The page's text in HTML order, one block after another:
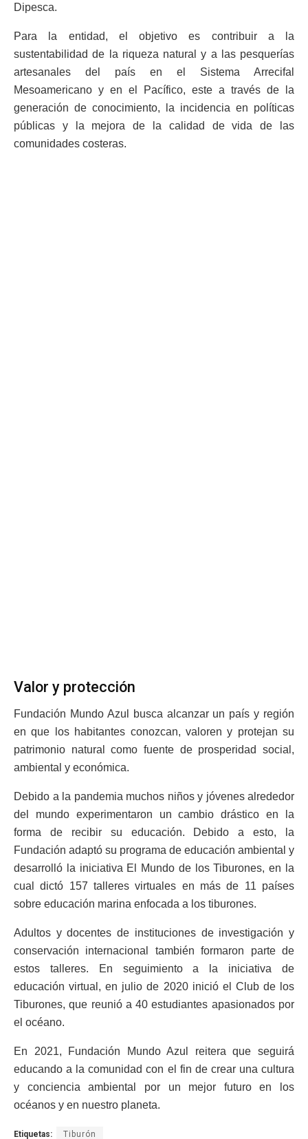
Dipesca.
Para la entidad, el objetivo es contribuir a la
sustentabilidad de la riqueza natural y a las pesquerías
artesanales del país en el Sistema Arrecifal
Mesoamericano y en el Pacífico, este a través de la
generación de conocimiento, la incidencia en políticas
públicas y la mejora de la calidad de vida de las
comunidades costeras.
Valor y protección
Fundación Mundo Azul busca alcanzar un país y región
en que los habitantes conozcan, valoren y protejan su
patrimonio natural como fuente de prosperidad social,
ambiental y económica.
Debido a la pandemia muchos niños y jóvenes alrededor
del mundo experimentaron un cambio drástico en la
forma de recibir su educación. Debido a esto, la
Fundación adaptó su programa de educación ambiental y
desarrolló la iniciativa El Mundo de los Tiburones, en la
cual dictó 157 talleres virtuales en más de 11 países
sobre educación marina enfocada a los tiburones.
Adultos y docentes de instituciones de investigación y
conservación internacional también formaron parte de
estos talleres. En seguimiento a la iniciativa de
educación virtual, en julio de 2020 inició el Club de los
Tiburones, que reunió a 40 estudiantes apasionados por
el océano.
En 2021, Fundación Mundo Azul reitera que seguirá
educando a la comunidad con el fin de crear una cultura
y conciencia ambiental por un mejor futuro en los
océanos y en nuestro planeta.
Etiquetas: Tiburón